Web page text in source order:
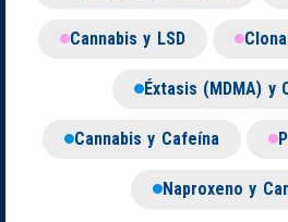
Cannabis y LSD
Éxtasis (MDMA) y
Cannabis y Cafeína
Naproxeno y